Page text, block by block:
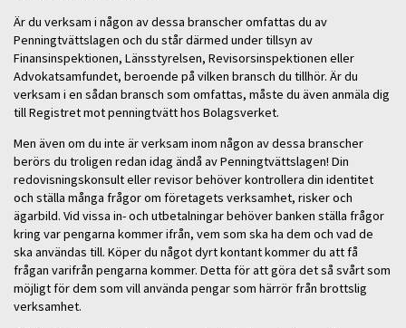
Är du verksam i någon av dessa branscher omfattas du av
Penningtvättslagen och du står därmed under tillsyn av
Finansinspektionen, Länsstyrelsen, Revisorsinspektionen eller
Advokatsamfundet, beroende på vilken bransch du tillhör. Är du
verksam i en sådan bransch som omfattas, måste du även anmäla dig
till Registret mot penningtvätt hos Bolagsverket.
Men även om du inte är verksam inom någon av dessa branscher
berörs du troligen redan idag ändå av Penningtvättslagen! Din
redovisningskonsult eller revisor behöver kontrollera din identitet
och ställa många frågor om företagets verksamhet, risker och
ägarbild. Vid vissa in- och utbetalningar behöver banken ställa frågor
kring var pengarna kommer ifrån, vem som ska ha dem och vad de
ska användas till. Köper du något dyrt kontant kommer du att få
frågan varifrån pengarna kommer. Detta för att göra det så svårt som
möjligt för dem som vill använda pengar som härrör från brottslig
verksamhet.